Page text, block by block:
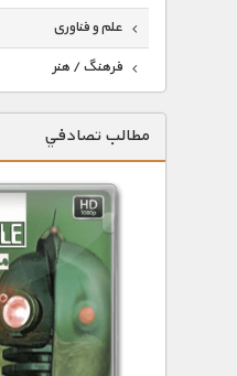
علم و فناوری
فرهنگ / هنر
گردشگری
ماورایی
مسابقات / ورزشی
مستند های اختصاصی
مطالب تصادفي